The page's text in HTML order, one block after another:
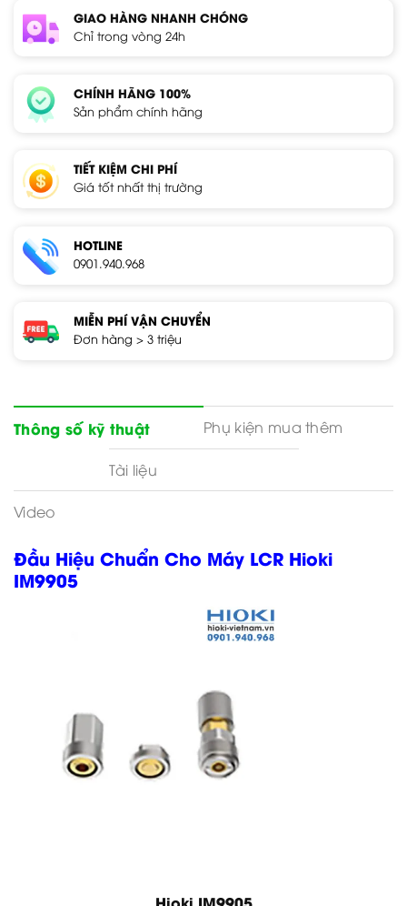
GIAO HÀNG NHANH CHÓNG
Chỉ trong vòng 24h
CHÍNH HÃNG 100%
Sản phẩm chính hãng
TIẾT KIỆM CHI PHÍ
Giá tốt nhất thị trường
HOTLINE
0901.940.968
MIỄN PHÍ VẬN CHUYỂN
Đơn hàng > 3 triệu
Thông số kỹ thuật Phụ kiện mua thêm
Tài liệu
Video
Đầu Hiệu Chuẩn Cho Máy LCR Hioki
IM9905